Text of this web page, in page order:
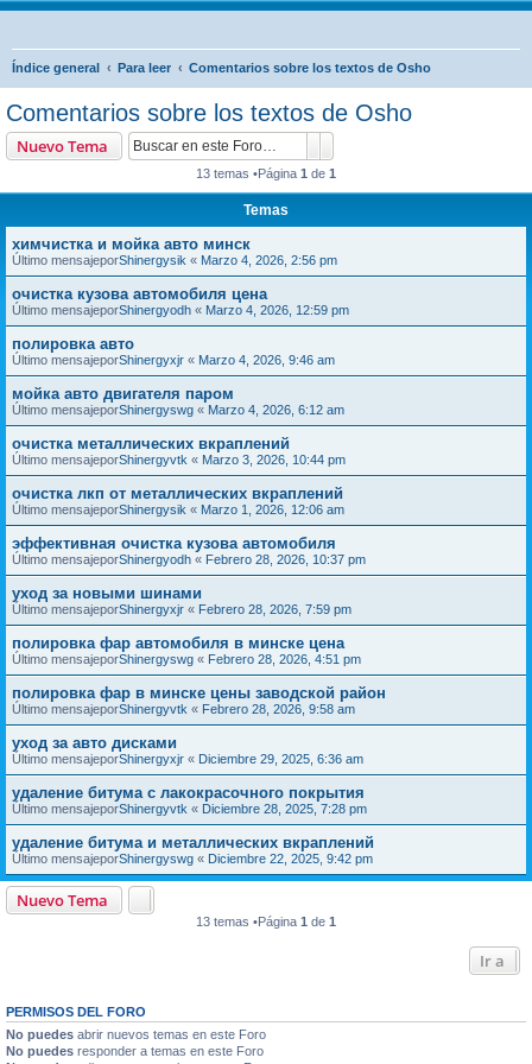
Índice general Para leer Comentarios sobre los textos de Osho
Comentarios sobre los textos de Osho
Nuevo Tema
13 temas •Página 1 de 1
Temas
химчистка и мойка авто минск
Último mensajeporShinergysik « Marzo 4, 2026, 2:56 pm
очистка кузова автомобиля цена
Último mensajeporShinergyodh « Marzo 4, 2026, 12:59 pm
полировка авто
Último mensajeporShinergyxjr « Marzo 4, 2026, 9:46 am
мойка авто двигателя паром
Último mensajeporShinergyswg « Marzo 4, 2026, 6:12 am
очистка металлических вкраплений
Último mensajeporShinergyvtk « Marzo 3, 2026, 10:44 pm
очистка лкп от металлических вкраплений
Último mensajeporShinergysik « Marzo 1, 2026, 12:06 am
эффективная очистка кузова автомобиля
Último mensajeporShinergyodh « Febrero 28, 2026, 10:37 pm
уход за новыми шинами
Último mensajeporShinergyxjr « Febrero 28, 2026, 7:59 pm
полировка фар автомобиля в минске цена
Último mensajeporShinergyswg « Febrero 28, 2026, 4:51 pm
полировка фар в минске цены заводской район
Último mensajeporShinergyvtk « Febrero 28, 2026, 9:58 am
уход за авто дисками
Último mensajeporShinergyxjr « Diciembre 29, 2025, 6:36 am
удаление битума с лакокрасочного покрытия
Último mensajeporShinergyvtk « Diciembre 28, 2025, 7:28 pm
удаление битума и металлических вкраплений
Último mensajeporShinergyswg « Diciembre 22, 2025, 9:42 pm
Nuevo Tema
13 temas •Página 1 de 1
Ir a
PERMISOS DEL FORO
No puedes abrir nuevos temas en este Foro
No puedes responder a temas en este Foro